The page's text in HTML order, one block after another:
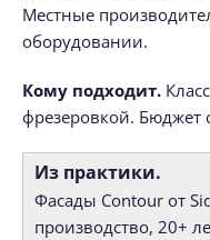
Местные
оборудовании.
Кому подходит.
фрезеровкой. Бюджет
Из практики.
Фасады Contour от
производство, 20+